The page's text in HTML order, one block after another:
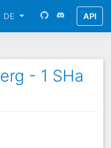
DE API
- 1 SHa